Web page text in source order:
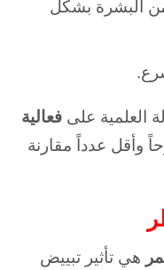
البشرة بشكل
العلمية على فعالية
وأقل عدداً مقارنة
هي تأثير تبييض